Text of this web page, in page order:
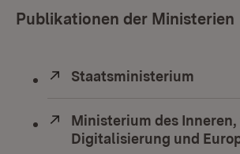
Publikationen der Ministerien
Extern:
Staatsministerium
Extern:
Ministerium des
Digitalisierung und